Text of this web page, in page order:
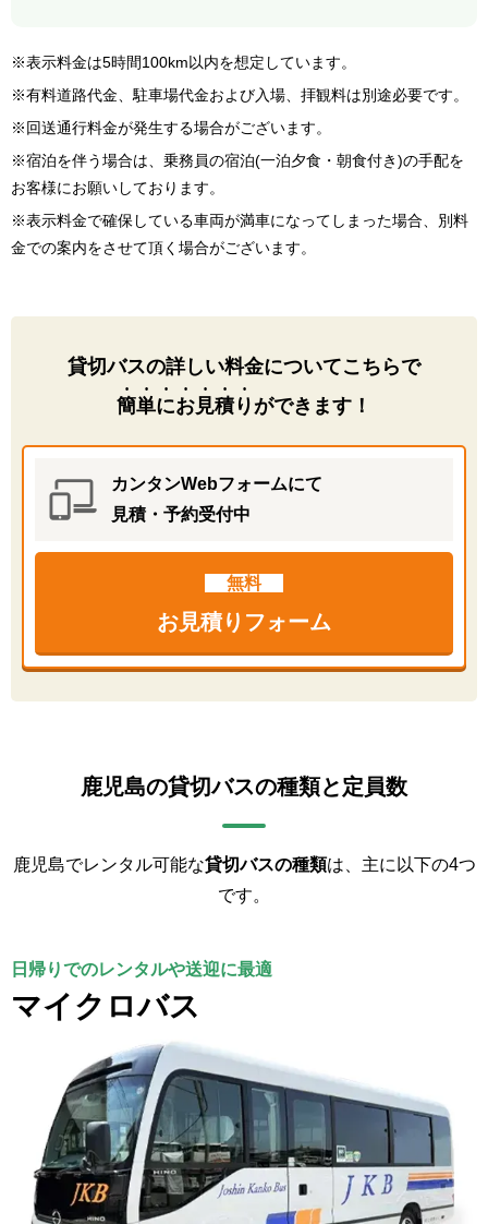
※表示料金は5時間100km以内を想定しています。
※有料道路代金、駐車場代金および入場、拝観料は別途必要です。
※回送通行料金が発生する場合がございます。
※宿泊を伴う場合は、乗務員の宿泊(一泊夕食・朝食付き)の手配を
お客様にお願いしております。
※表示料金で確保している車両が満車になってしまった場合、別料
金での案内をさせて頂く場合がございます。
貸切バスの詳しい料金についてこちらで
簡単にお見積り ができます！
カンタンWebフォームにて
見積・予約受付中
無料
お見積りフォーム
鹿児島の貸切バスの種類と定員数
鹿児島でレンタル可能な貸切バスの種類は、主に以下の4つ
です。
日帰りでのレンタルや送迎に最適
マイクロバス